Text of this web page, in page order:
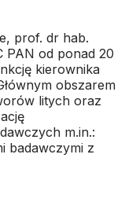
prof. dr hab.
PAN od ponad 20
kierownika
obszarem
litych oraz
m.in.:
badawczymi z